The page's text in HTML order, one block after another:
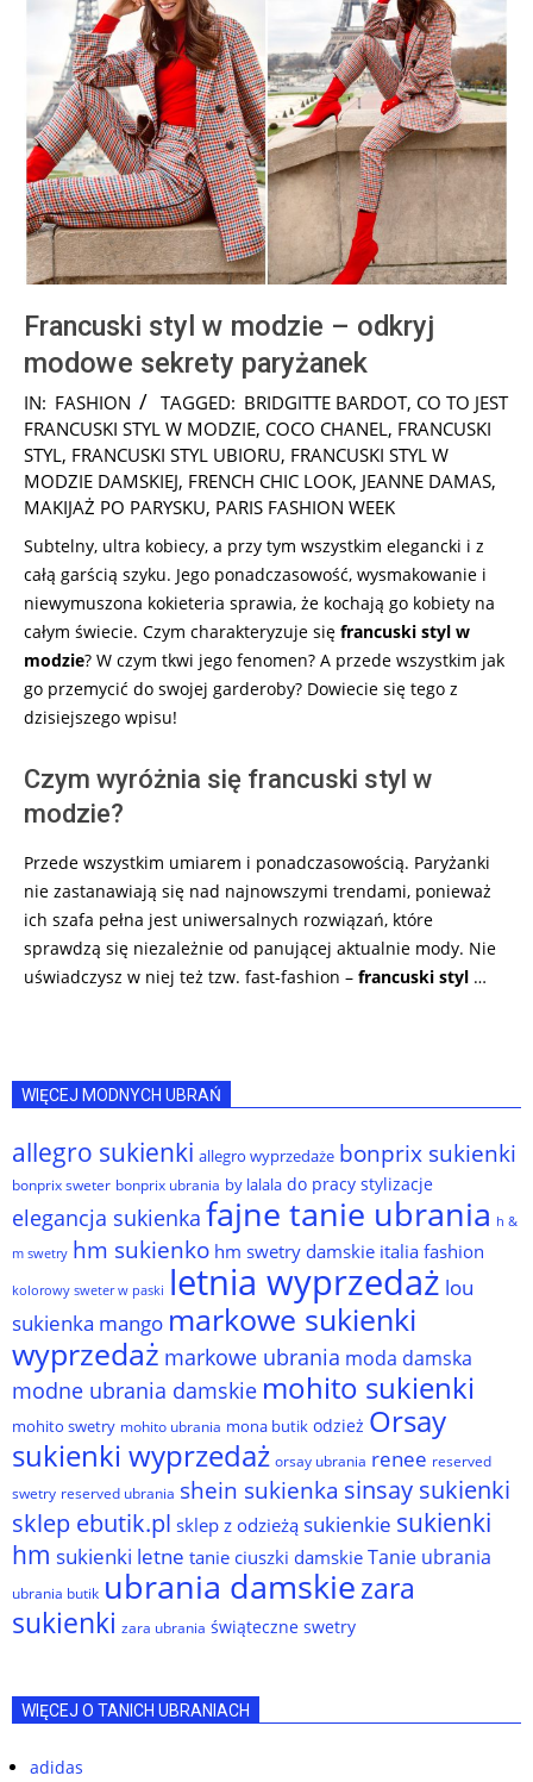
Francuski styl w modzie – odkryj
modowe sekrety paryżanek
2025-
07-
31
IN: FASHION TAGGED: BRIDGITTE BARDOT, CO TO JEST
FRANCUSKI STYL W MODZIE, COCO CHANEL, FRANCUSKI
STYL, FRANCUSKI STYL UBIORU, FRANCUSKI STYL W
MODZIE DAMSKIEJ, FRENCH CHIC LOOK, JEANNE DAMAS,
MAKIJAŻ PO PARYSKU, PARIS FASHION WEEK
Subtelny, ultra kobiecy, a przy tym wszystkim elegancki i z
całą garścią szyku. Jego ponadczasowość, wysmakowanie i
niewymuszona kokieteria sprawia, że kochają go kobiety na
całym świecie. Czym charakteryzuje się francuski styl w
modzie? W czym tkwi jego fenomen? A przede wszystkim jak
go przemycić do swojej garderoby? Dowiecie się tego z
dzisiejszego wpisu!
Czym wyróżnia się francuski styl w
modzie?
Przede wszystkim umiarem i ponadczasowością. Paryżanki
nie zastanawiają się nad najnowszymi trendami, ponieważ
ich szafa pełna jest uniwersalnych rozwiązań, które
sprawdzą się niezależnie od panującej aktualnie mody. Nie
uświadczysz w niej też tzw. fast-fashion – francuski styl …
WIĘCEJ MODNYCH UBRAŃ
allegro sukienki allegro wyprzedaże bonprix sukienki
bonprix sweter bonprix ubrania by lalala do pracy stylizacje
elegancja sukienka fajne tanie ubrania h &
m swetry hm sukienko hm swetry damskie italia fashion
kolorowy sweter w paski letnia wyprzedaż lou
sukienka mango markowe sukienki
wyprzedaż markowe ubrania moda damska
modne ubrania damskie mohito sukienki
mohito swetry mohito ubrania mona butik odzież Orsay
sukienki wyprzedaż orsay ubrania renee reserved
swetry reserved ubrania shein sukienka sinsay sukienki
sklep ebutik.pl sklep z odzieżą sukienkie sukienki
hm sukienki letne tanie ciuszki damskie Tanie ubrania
ubrania butik ubrania damskiezara
sukienki zara ubrania świąteczne swetry
WIĘCEJ O TANICH UBRANIACH
adidas